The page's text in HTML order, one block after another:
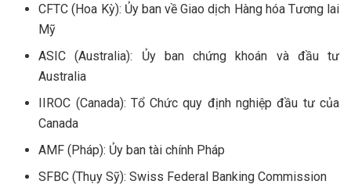
CFTC (Hoa Kỳ): Ủy ban về Giao dịch Hàng hóa Tương lai
Mỹ
ASIC (Australia): Ủy ban chứng khoán và đầu tư
Australia
IIROC (Canada): Tổ Chức quy định nghiệp đầu tư của
Canada
AMF (Pháp): Ủy ban tài chính Pháp
SFBC (Thụy Sỹ): Swiss Federal Banking Commission